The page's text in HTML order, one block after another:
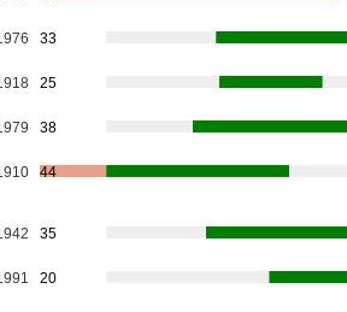
33
25
38
44
35
20